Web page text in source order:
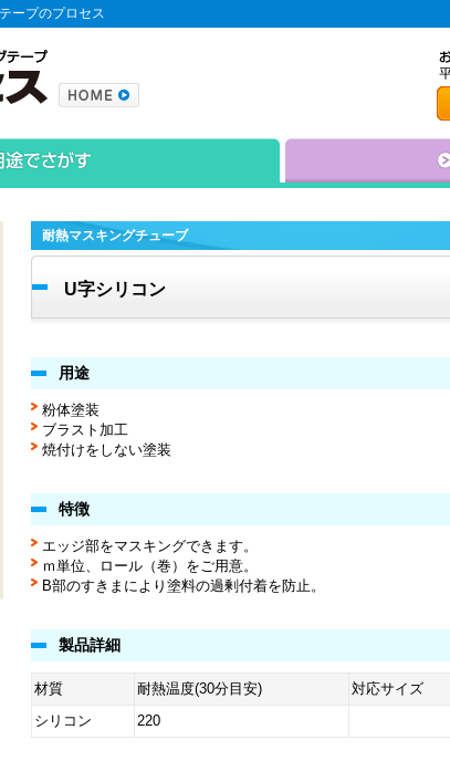
ープのプロセス
耐熱マスキングチューブ
U字シリコン
用途
粉体塗装
ブラスト加工
焼付けをしない塗装
特徴
エッジ部をマスキングできます。
ｍ単位、ロール（巻）をご用意。
B部のすきまにより塗料の過剰付着を防止。
製品詳細
材質 耐熱温度(30分目安) 対応サイズ
シリコン
220